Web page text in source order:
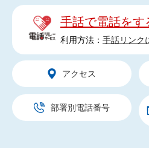
手話で電話をす
利用方法： 手話リンク
アクセス
部署別電話番号